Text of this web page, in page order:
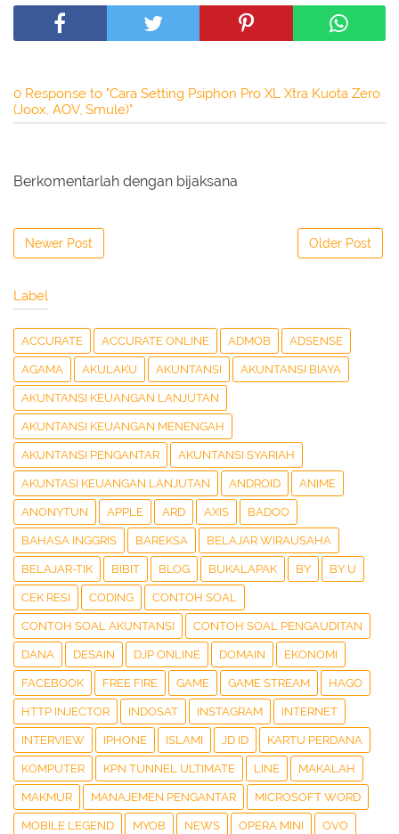
0 Response to "Cara Setting Psiphon Pro XL Xtra Kuota Zero
(Joox, AOV, Smule)"
Berkomentarlah dengan bijaksana
Newer Post Older Post
Label
ACCURATE ACCURATE ONLINE ADMOB ADSENSE
AGAMA AKULAKU AKUNTANSI AKUNTANSI BIAYA
AKUNTANSI KEUANGAN LANJUTAN
AKUNTANSI KEUANGAN MENENGAH
AKUNTANSI PENGANTAR AKUNTANSI SYARIAH
AKUNTASI KEUANGAN LANJUTAN ANDROID ANIME
ANONYTUN APPLE ARD AXIS BADOO
BAHASA INGGRIS BAREKSA BELAJAR WIRAUSAHA
BELAJAR-TIK BIBIT BLOG BUKALAPAK BY BY U
CEK RESI CODING CONTOH SOAL
CONTOH SOAL AKUNTANSI CONTOH SOAL PENGAUDITAN
DANA DESAIN DJP ONLINE DOMAIN EKONOMI
FACEBOOK FREE FIRE GAME GAME STREAM HAGO
HTTP INJECTOR INDOSAT INSTAGRAM INTERNET
INTERVIEW IPHONE ISLAMI JD ID KARTU PERDANA
KOMPUTER KPN TUNNEL ULTIMATE LINE MAKALAH
MAKMUR MANAJEMEN PENGANTAR MICROSOFT WORD
MOBILE LEGEND MYOB NEWS OPERA MINI OVO